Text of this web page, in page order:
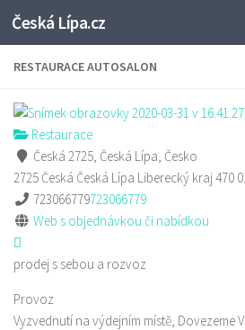
Skip to content
Česká Lípa.cz
RESTAURACE AUTOSALON
Restaurace
Česká 2725, Česká Lípa, Česko
2725 Česká Česká Lípa Liberecký kraj470
723066779723066779
Web s objednávkou či nabídkou
prodej s sebou a rozvoz
Provoz
Vyzvednutí na výdejním místě, Dovezeme